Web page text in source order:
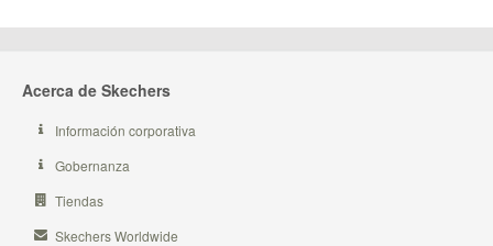
Acerca de Skechers
Información corporativa
Gobernanza
Tiendas
Skechers Worldwide